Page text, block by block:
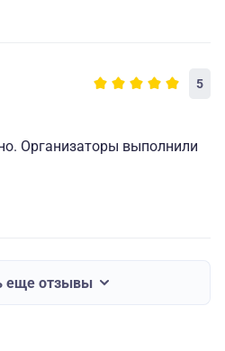
5
Организаторы выполнили
еще отзывы